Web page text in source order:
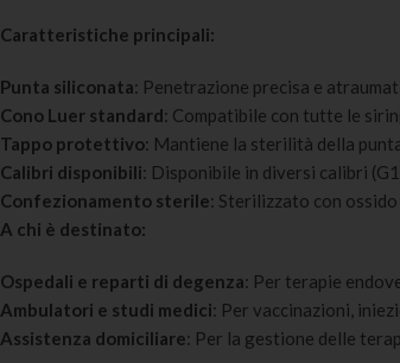
Caratteristiche principali:
Punta siliconata: Penetrazione precisa e
Cono Luer standard: Compatibile con tutte le
Tappo protettivo: Mantiene la sterilità della
Calibri disponibili: Disponibile in diversi calibri
Confezionamento sterile: Sterilizzato con
A chi è destinato:
Ospedali e reparti di degenza: Per terapie
Ambulatori e studi medici: Per vaccinazioni,
Assistenza domiciliare: Per la gestione delle